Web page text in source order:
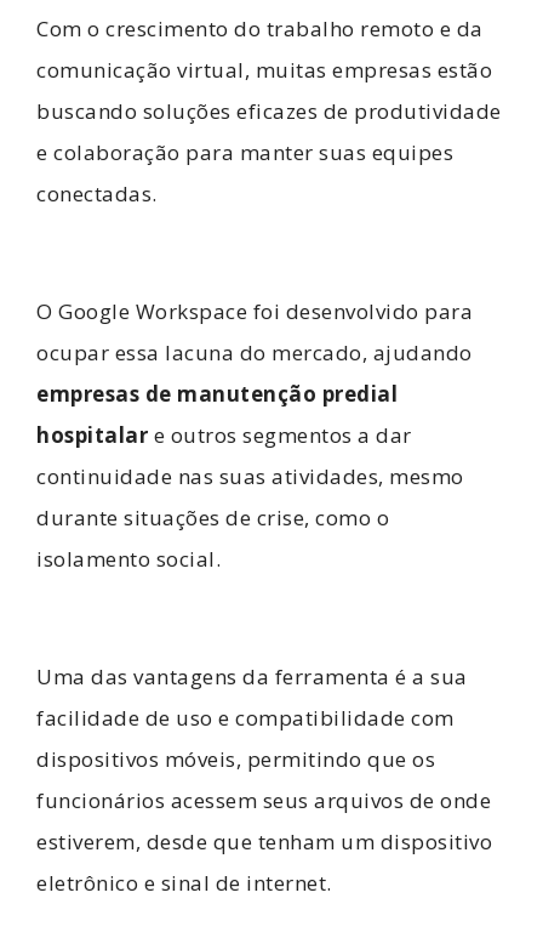
Com o crescimento do trabalho remoto e da
comunicação virtual, muitas empresas estão
buscando soluções eficazes de produtividade
e colaboração para manter suas equipes
conectadas.
O Google Workspace foi desenvolvido para
ocupar essa lacuna do mercado, ajudando
empresas de manutenção predial
hospitalar e outros segmentos a dar
continuidade nas suas atividades, mesmo
durante situações de crise, como o
isolamento social.
Uma das vantagens da ferramenta é a sua
facilidade de uso e compatibilidade com
dispositivos móveis, permitindo que os
funcionários acessem seus arquivos de onde
estiverem, desde que tenham um dispositivo
eletrônico e sinal de internet.